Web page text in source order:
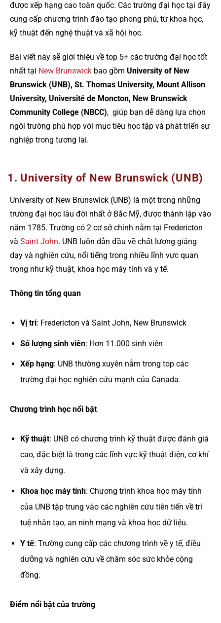
được xếp hạng cao toàn quốc. Các trường đại học tại đây
cung cấp chương trình đào tạo phong phú, từ khoa học,
kỹ thuật đến nghệ thuật và xã hội học.
Bài viết này sẽ giới thiệu về top 5+ các trường đại học tốt
nhất tại New Brunswick bao gồm University of New
Brunswick (UNB), St. Thomas University, Mount Allison
University, Université de Moncton, New Brunswick
Community College (NBCC), giúp bạn dễ dàng lựa chọn
ngôi trường phù hợp với mục tiêu học tập và phát triển sự
nghiệp trong tương lai.
1. University of New Brunswick (UNB)
University of New Brunswick (UNB) là một trong những
trường đại học lâu đời nhất ở Bắc Mỹ, được thành lập vào
năm 1785. Trường có 2 cơ sở chính nằm tại Fredericton
và Saint John. UNB luôn dẫn đầu về chất lượng giảng
dạy và nghiên cứu, nổi tiếng trong nhiều lĩnh vực quan
trọng như kỹ thuật, khoa học máy tính và y tế.
Thông tin tổng quan
Vị trí: Fredericton và Saint John, New Brunswick
Số lượng sinh viên: Hơn 11.000 sinh viên
Xếp hạng: UNB thường xuyên nằm trong top các
trường đại học nghiên cứu mạnh của Canada.
Chương trình học nổi bật
Kỹ thuật: UNB có chương trình kỹ thuật được đánh giá
cao, đặc biệt là trong các lĩnh vực kỹ thuật điện, cơ khí
và xây dựng.
Khoa học máy tính: Chương trình khoa học máy tính
của UNB tập trung vào các nghiên cứu tiên tiến về trí
tuệ nhân tạo, an ninh mạng và khoa học dữ liệu.
Y tế: Trường cung cấp các chương trình về y tế, điều
dưỡng và nghiên cứu về chăm sóc sức khỏe cộng
đồng.
Điểm nổi bật của trường